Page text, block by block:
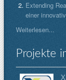
Extending
einer
Weiterlesen...
Projekte